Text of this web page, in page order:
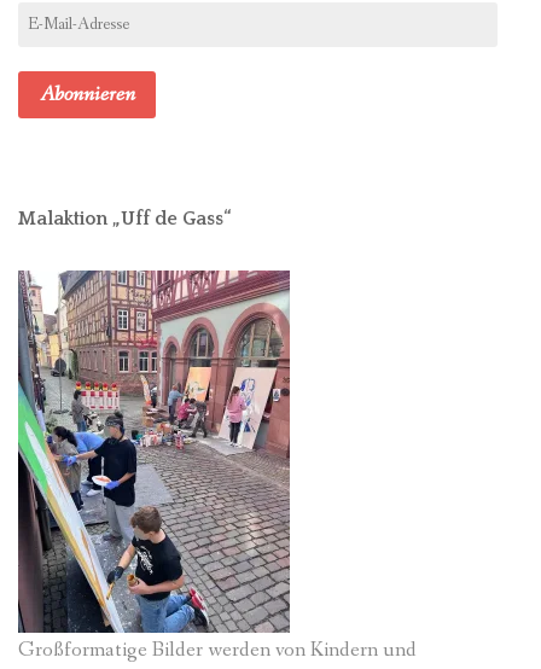
E-
Abonnieren
Malaktion „Uff de Gass“
Großformatige Bilder werden von Kindern und